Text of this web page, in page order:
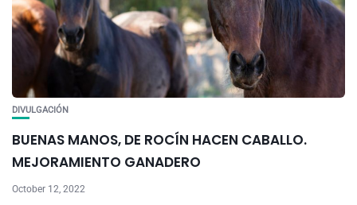
DIVULGACIÓN
BUENAS MANOS, DE ROCÍN HACEN CABALLO.
MEJORAMIENTO GANADERO
October 12, 2022